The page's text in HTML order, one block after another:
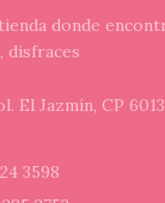
donde
disfraces
El Jazmín, CP
3598